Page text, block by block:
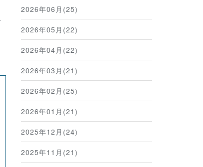
2026年06月(25)
2026年05月(22)
2026年04月(22)
2026年03月(21)
2026年02月(25)
2026年01月(21)
2025年12月(24)
2025年11月(21)